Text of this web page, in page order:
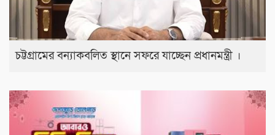
চট্টগ্রামের বন্যাকবলিত স্থানে সফরে যাচ্ছেন প্রধানমন্ত্রী ।